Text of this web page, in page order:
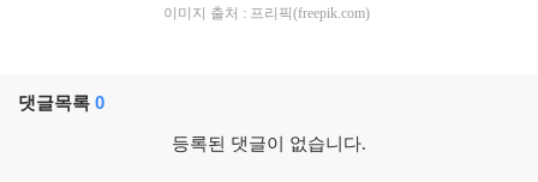
이미지 출처 : 프리픽(freepik.com)
댓글목록 0
등록된 댓글이 없습니다.